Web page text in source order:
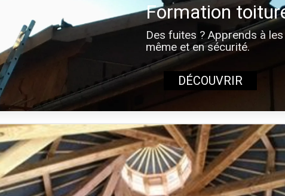
Formation
Des fuites ? Apprends à
même et en sécurité.
DÉCOUVRIR